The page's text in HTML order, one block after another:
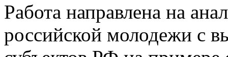
Работа направлена на
российской молодежи с